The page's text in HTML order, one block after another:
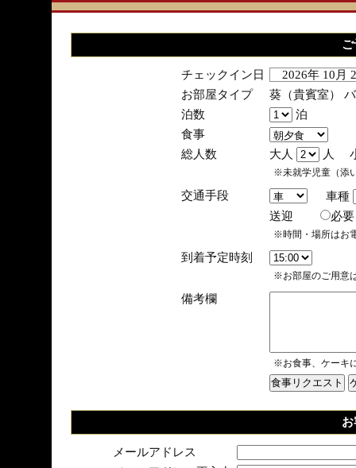
チェックイン日
2026年 10
お部屋タイプ
葵（貴賓室）
泊数
泊
食事
総人数
大人 人
※未就学児童（添
交通手段
車種
送迎
※時間・場所はお
到着予定時刻
※お部屋のご用意
備考欄
※お食事、ケーキ
メールアドレス